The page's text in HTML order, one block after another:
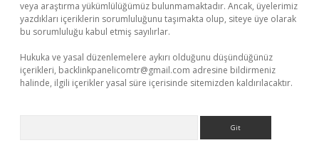
veya araştırma yükümlülüğümüz bulunmamaktadır. Ancak, üyelerimiz
yazdıkları içeriklerin sorumluluğunu taşımakta olup, siteye üye olarak
bu sorumluluğu kabul etmiş sayılırlar.
Hukuka ve yasal düzenlemelere aykırı olduğunu düşündüğünüz
içerikleri, backlinkpanelicomtr@gmail.com adresine bildirmeniz
halinde, ilgili içerikler yasal süre içerisinde sitemizden kaldırılacaktır.